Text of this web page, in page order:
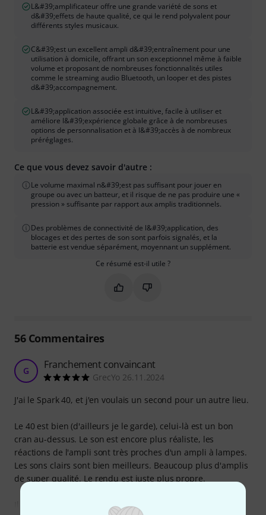
L&#39;amplificateur offre une grande variété de sons et
d&#39;effets de haute qualité, ce qui le rend polyvalent pour
différents styles musicaux.
C&#39;est un excellent ampli d&#39;entraînement pour une
utilisation à domicile, offrant un son exceptionnel même à faible
volume et proposant de nombreuses fonctionnalités utiles
comme le streaming audio Bluetooth, un looper et des pistes
d&#39;accompagnement.
L&#39;application associée est intuitive, facile à utiliser et
améliore l&#39;expérience globale grâce à de nombreuses
options de personnalisation et à l&#39;accès à de nombreux
préréglages.
Ce que vous devez savoir d'autre :
Le volume maximal n&#39;est pas suffisant pour jouer en
groupe ou avec un batteur, et il risque de ne pas produire une «
pression » suffisante par rapport aux amplis traditionnels.
Des problèmes de connectivité de l&#39;application, des
blocages et des pertes de son sont parfois signalés, et la
batterie est vendue séparément, moyennant un supplément.
Ce résumé est-il utile ?
Marquer ce résumé comme utile
Marquer ce résumé comme
56Commentaires
G Franchement convaincant
GrecYo 26.11.2024
J'ai le Spark 40, et j'en voulais un second pour un autre lieu.
Le 40 est bien (d'ailleurs je le garde), celui-là est un bon
cran au-dessus. Le son est encore plus réaliste, les
réactions de l'ampli sont très proches d'un ampli à lampes.
Les sons clairs sont bien meilleurs. Beaucoup plus d'amplis
de super qualité. Le rendu est juste plus propre.